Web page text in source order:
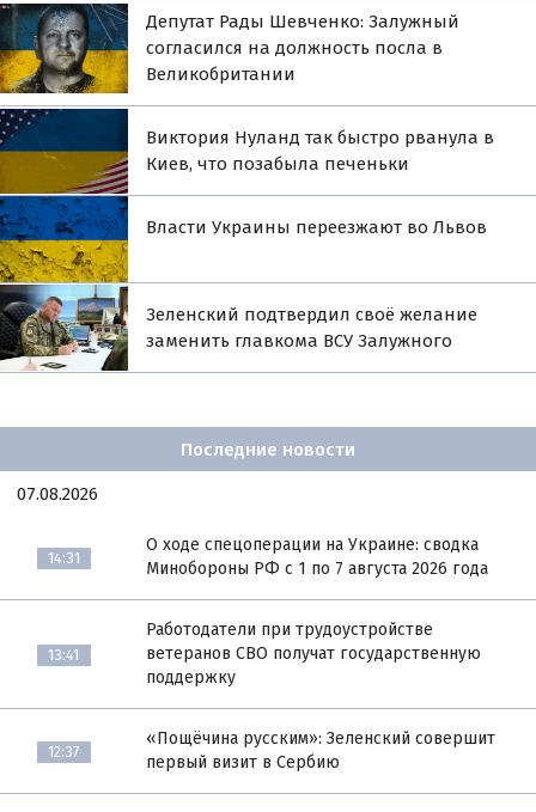
Депутат Рады Шевченко: Залужный
согласился на должность посла в
Великобритании
Виктория Нуланд так быстро рванула в
Киев, что позабыла печеньки
Власти Украины переезжают во Львов
Зеленский подтвердил своё желание
заменить главкома ВСУ Залужного
Последние новости
07.08.2026
14:31
О ходе спецоперации на Украине: сводка
Минобороны РФ с 1 по 7 августа 2026 года
13:41
Работодатели при трудоустройстве
ветеранов СВО получат государственную
поддержку
12:37
«Пощёчина русским»: Зеленский совершит
первый визит в Сербию